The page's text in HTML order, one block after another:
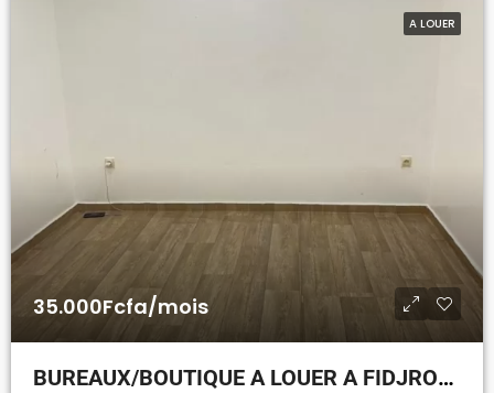
A LOUER
35.000Fcfa/mois
BUREAUX/BOUTIQUE A LOUER A FIDJROSSÈ PLAGE